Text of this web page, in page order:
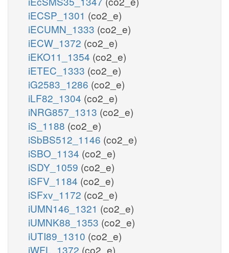
iECSP_1301 (co2_e)
iECUMN_1333 (co2_e)
iECW_1372 (co2_e)
iEKO11_1354 (co2_e)
iETEC_1333 (co2_e)
iG2583_1286 (co2_e)
iLF82_1304 (co2_e)
iNRG857_1313 (co2_e)
iS_1188 (co2_e)
iSbBS512_1146 (co2_e)
iSBO_1134 (co2_e)
iSDY_1059 (co2_e)
iSFV_1184 (co2_e)
iSFxv_1172 (co2_e)
iUMN146_1321 (co2_e)
iUMNK88_1353 (co2_e)
iUTI89_1310 (co2_e)
iWFL_1372 (co2_e)